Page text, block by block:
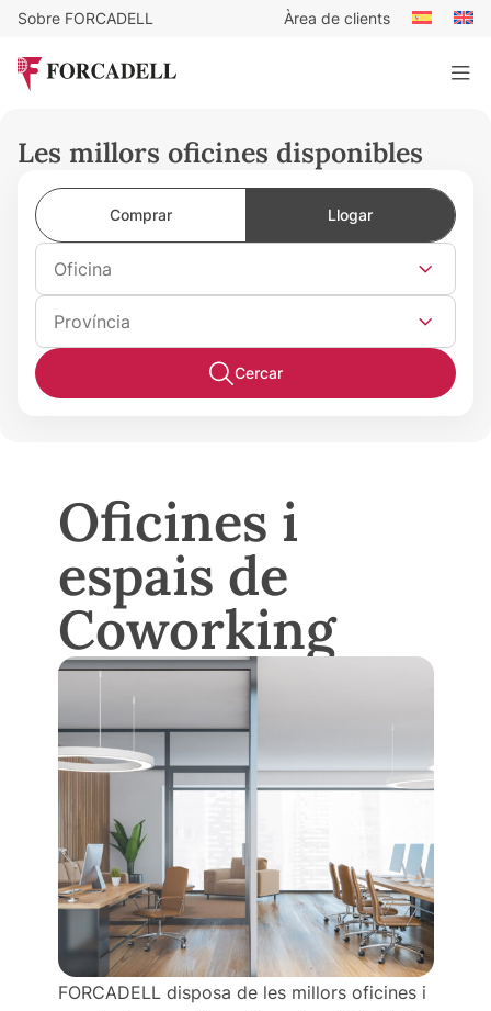
Sobre FORCADELL Àrea de clients
Les millors oficines disponibles
Comprar Llogar
Oficina
Província
Cercar
Oficines i
espais de
Coworking
FORCADELL disposa de les millors oficines i